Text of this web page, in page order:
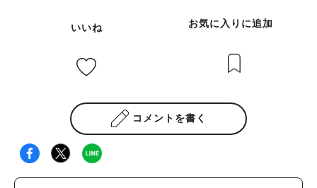
いいね お気に入りに追加
コメントを書く